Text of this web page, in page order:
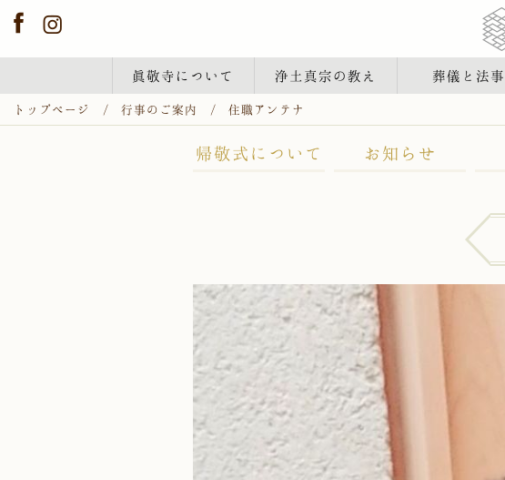
眞敬寺について 浄土真宗の教え 葬儀と法事
トップページ 行事のご案内 住職アンテナ
帰敬式について お知らせ